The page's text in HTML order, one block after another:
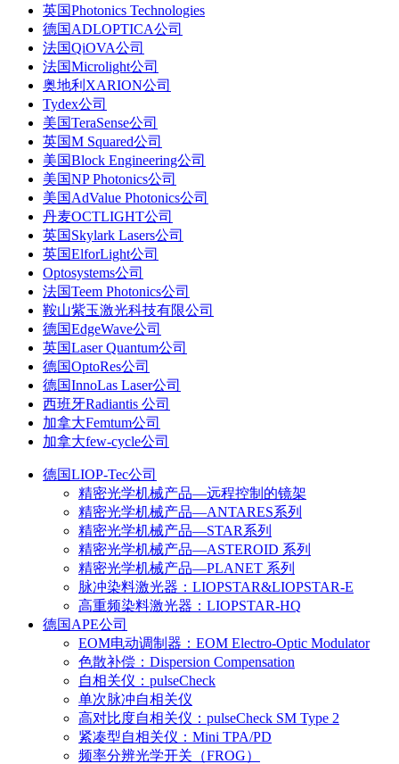
英国Photonics Technologies
德国ADLOPTICA公司
法国QiOVA公司
法国Microlight公司
奥地利XARION公司
Tydex公司
美国TeraSense公司
英国M Squared公司
美国Block Engineering公司
美国NP Photonics公司
美国AdValue Photonics公司
丹麦OCTLIGHT公司
英国Skylark Lasers公司
英国ElforLight公司
Optosystems公司
法国Teem Photonics公司
鞍山紫玉激光科技有限公司
德国EdgeWave公司
英国Laser Quantum公司
德国OptoRes公司
德国InnoLas Laser公司
西班牙Radiantis 公司
加拿大Femtum公司
加拿大few-cycle公司
德国LIOP-Tec公司
精密光学机械产品—远程控制的镜架
精密光学机械产品—ANTARES系列
精密光学机械产品—STAR系列
精密光学机械产品—ASTEROID 系列
精密光学机械产品—PLANET 系列
脉冲染料激光器：LIOPSTAR&LIOPSTAR-E
高重频染料激光器：LIOPSTAR-HQ
德国APE公司
EOM电动调制器：EOM Electro-Optic Modulator
色散补偿：Dispersion Compensation
自相关仪：pulseCheck
单次脉冲自相关仪
高对比度自相关仪：pulseCheck SM Type 2
紧凑型自相关仪：Mini TPA/PD
频率分辨光学开关（FROG）